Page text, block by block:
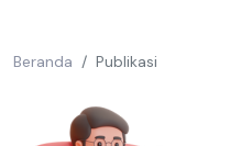
Beranda Publikasi